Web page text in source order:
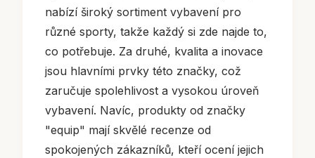
nabízí široký sortiment vybavení pro
různé sporty, takže každý si zde najde to,
co potřebuje. Za druhé, kvalita a inovace
jsou hlavními prvky této značky, což
zaručuje spolehlivost a vysokou úroveň
vybavení. Navíc, produkty od značky
"equip" mají skvělé recenze od
spokojených zákazníků, kteří ocení jejich